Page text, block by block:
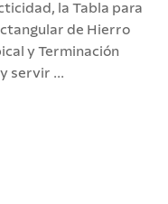
la Tabla para
de Hierro
y Terminación
servir ...
9
10.